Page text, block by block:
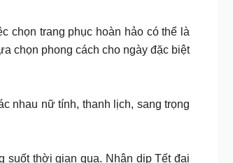
chọn trang phục hoàn hảo có thể là
chọn phong cách cho ngày đặc biệt
nhau nữ tính, thanh lịch, sang trọng
suốt thời gian qua. Nhân dịp Tết đại